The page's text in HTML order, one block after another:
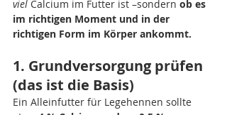
viel Calcium im Futter ist –sondern ob es
im richtigen Moment und in der
richtigen Form im Körper ankommt.
1. Grundversorgung prüfen
(das ist die Basis)
Ein Alleinfutter für Legehennen sollte